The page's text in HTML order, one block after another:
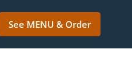
See MENU & Order